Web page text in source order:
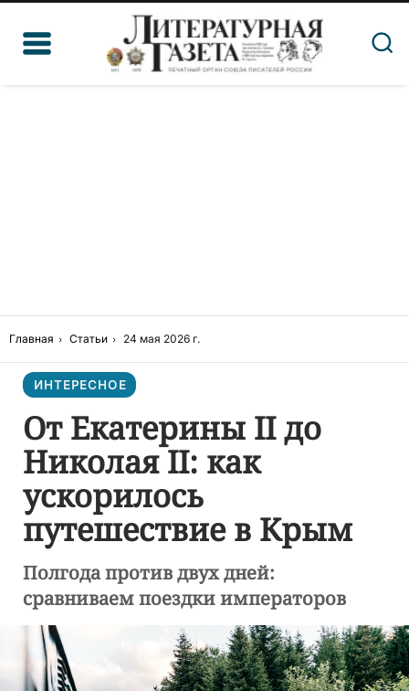
Главная Статьи 24 мая 2026 г.
ИНТЕРЕСНОЕ
От Екатерины II до
Николая II: как
ускорилось
путешествие в Крым
Полгода против двух дней:
сравниваем поездки императоров